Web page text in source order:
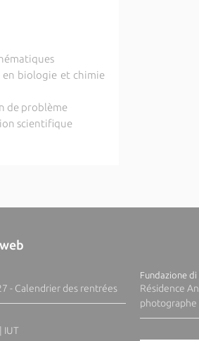
biologie et chimie
de problème
scientifique
- Calendrier des rentrées
IUT
Fundazione
Résidence
photographe